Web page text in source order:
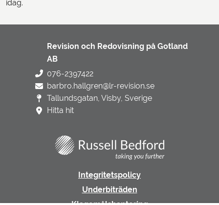
idag.
Revision och Redovisning på Gotland
AB
076-2397422
barbro.hallgren@lr-revision.se
Tallundsgatan, Visby, Sverige
Hitta hit
Integritetspolicy
Underbiträden